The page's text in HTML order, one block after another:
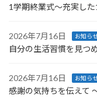
1学期終業式〜充実し
2026年7月16日 お知ら
自分の生活習慣を見つ
2026年7月16日 お知ら
感謝の気持ちを伝えて